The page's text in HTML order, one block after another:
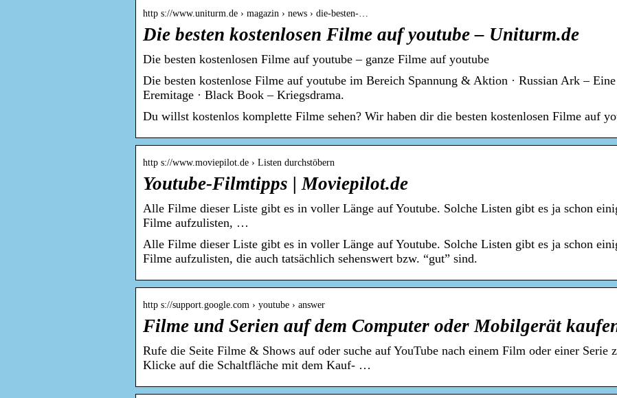
http s://www.uniturm.de › magazin › news › die-besten-…
Die besten kostenlosen Filme auf youtube – Uniturm.de
Die besten kostenlosen Filme auf youtube – ganze Filme auf youtube
Die besten kostenlose Filme auf youtube im Bereich Spannung & Aktion · Russian Ark –
Eremitage · Black Book – Kriegsdrama.
Du willst kostenlos komplette Filme sehen? Wir haben dir die besten kostenlosen Filme auf
http s://www.moviepilot.de › Listen durchstöbern
Youtube-Filmtipps | Moviepilot.de
Alle Filme dieser Liste gibt es in voller Länge auf Youtube. Solche Listen gibt es ja schon
Filme aufzulisten, …
Alle Filme dieser Liste gibt es in voller Länge auf Youtube. Solche Listen gibt es ja schon
Filme aufzulisten, die auch tatsächlich sehenswert bzw. “gut” sind.
http s://support.google.com › youtube › answer
Filme und Serien auf dem Computer oder Mobilgerät
Rufe die Seite Filme & Shows auf oder suche auf YouTube nach einem Film oder einer Serie
Klicke auf die Schaltfläche mit dem Kauf- …